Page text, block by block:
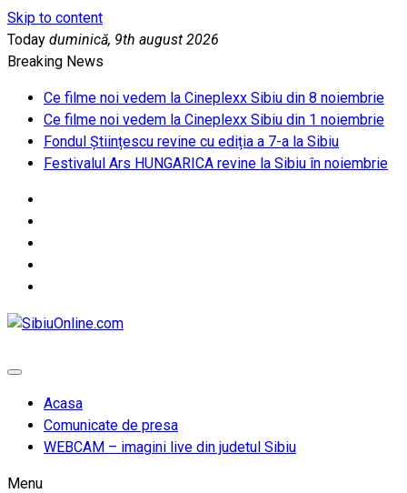
Skip to content
Today duminică, 9th august 2026
Breaking News
Ce filme noi vedem la Cineplexx Sibiu din 8 noiembrie
Ce filme noi vedem la Cineplexx Sibiu din 1 noiembrie
Fondul Științescu revine cu ediția a 7-a la Sibiu
Festivalul Ars HUNGARICA revine la Sibiu în noiembrie
Acasa
Comunicate de presa
WEBCAM – imagini live din judetul Sibiu
Menu